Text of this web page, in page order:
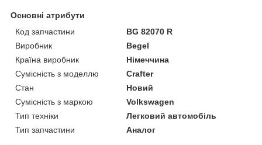
Основні атрибути
Код запчастини
BG 82070 R
Виробник
Begel
Країна виробник
Німеччина
Сумісність з моделлю
Crafter
Стан
Новий
Сумісність з маркою
Volkswagen
Тип техніки
Легковий автомобіль
Тип запчастини
Аналог